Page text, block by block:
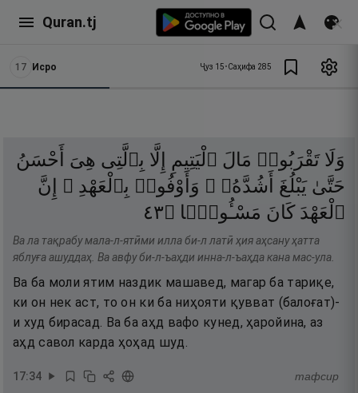
Quran.tj
17 Исро Ҷуз 15•Саҳифа 285
وَلَا تَقْرَبُوا۟ مَالَ ٱلْيَتِيمِ إِلَّا بِٱلَّتِى هِىَ
أَحْسَنُ
حَتَّىٰ يَبْلُغَ أَشُدَّهُۥ ۚ وَأَوْفُوا۟ بِٱلْعَهْدِ ۖ
إِنَّ
ٱلْعَهْدَ كَانَ مَسْـُٔولًۭا ۝٣٤
Ва ла тақрабу мала-л-ятӣми илла би-л латӣ ҳия аҳсану ҳатта
яблуға ашуддаҳ. Ва авфу би-л-ъаҳди инна-л-ъаҳда кана мас-ула.
Ва ба моли ятим наздик машавед, магар ба тариқе,
ки он нек аст, то он ки ба ниҳояти қувват (балоғат)-
и худ бирасад. Ва ба аҳд вафо кунед, ҳаройина, аз
аҳд савол карда ҳоҳад шуд.
17:34 тафсир